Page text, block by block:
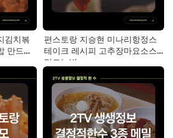
김치볶
만드는
편스토랑 지승현 미나리항정스
테이크 레시피 고추장마요소스
만드는법